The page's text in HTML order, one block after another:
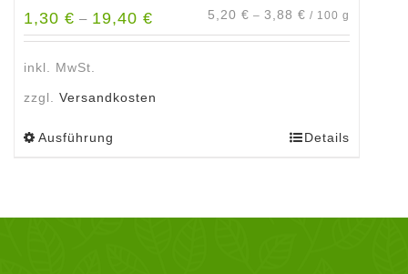
1,30 € – 19,40 € 5,20 € – 3,88 € / 100 g
inkl. MwSt.
zzgl. Versandkosten
Ausführung Details